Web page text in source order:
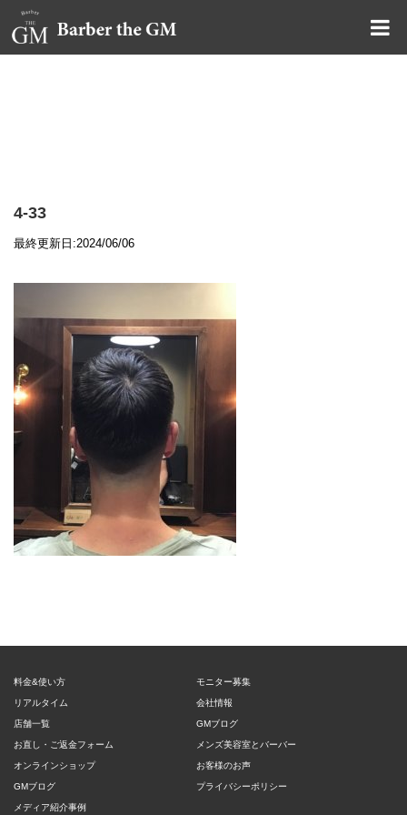
4-33
最終更新日:2024/06/06
料金&使い方
リアルタイム
店舗一覧
お直し・ご返金フォーム
オンラインショップ
GMブログ
メディア紹介事例
モニター募集
会社情報
GMブログ
メンズ美容室とバーバー
お客様のお声
プライバシーポリシー